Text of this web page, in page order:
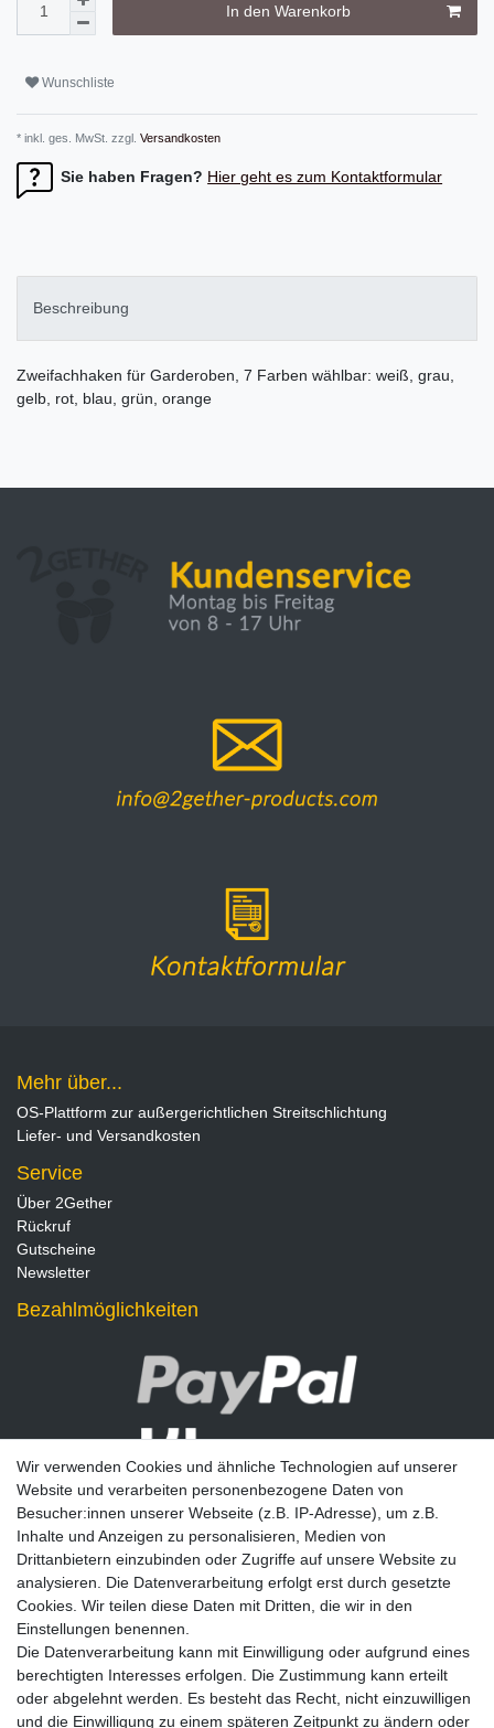
In den Warenkorb
Wunschliste
* inkl. ges. MwSt. zzgl. Versandkosten
Sie haben Fragen? Hier geht es zum Kontaktformular
Beschreibung
Zweifachhaken für Garderoben, 7 Farben wählbar: weiß, grau,
gelb, rot, blau, grün, orange
Mehr über...
OS-Plattform zur außergerichtlichen Streitschlichtung
Liefer- und Versandkosten
Service
Über 2Gether
Rückruf
Gutscheine
Newsletter
Bezahlmöglichkeiten
Newsletter
E-MAIL **
Einwilligung kann ich jederzeit widerrufen.**
Wir verwenden Cookies und ähnliche Technologien auf unserer
Website und verarbeiten personenbezogene Daten von
Besucher:innen unserer Webseite (z.B. IP-Adresse), um z.B.
Inhalte und Anzeigen zu personalisieren, Medien von
Drittanbietern einzubinden oder Zugriffe auf unsere Website zu
analysieren. Die Datenverarbeitung erfolgt erst durch gesetzte
Cookies. Wir teilen diese Daten mit Dritten, die wir in den
Einstellungen benennen.
Die Datenverarbeitung kann mit Einwilligung oder aufgrund eines
berechtigten Interesses erfolgen. Die Zustimmung kann erteilt
oder abgelehnt werden. Es besteht das Recht, nicht einzuwilligen
und die Einwilligung zu einem späteren Zeitpunkt zu ändern oder